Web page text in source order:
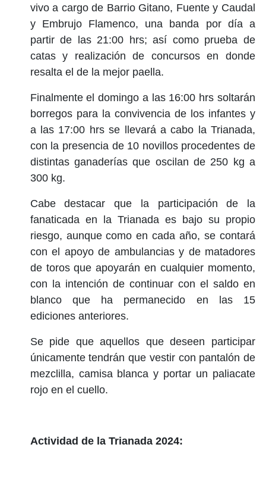
vivo a cargo de Barrio Gitano, Fuente y Caudal
y Embrujo Flamenco, una banda por día a
partir de las 21:00 hrs; así como prueba de
catas y realización de concursos en donde
resalta el de la mejor paella.
Finalmente el domingo a las 16:00 hrs soltarán
borregos para la convivencia de los infantes y
a las 17:00 hrs se llevará a cabo la Trianada,
con la presencia de 10 novillos procedentes de
distintas ganaderías que oscilan de 250 kg a
300 kg.
Cabe destacar que la participación de la
fanaticada en la Trianada es bajo su propio
riesgo, aunque como en cada año, se contará
con el apoyo de ambulancias y de matadores
de toros que apoyarán en cualquier momento,
con la intención de continuar con el saldo en
blanco que ha permanecido en las 15
ediciones anteriores.
Se pide que aquellos que deseen participar
únicamente tendrán que vestir con pantalón de
mezclilla, camisa blanca y portar un paliacate
rojo en el cuello.
Actividad de la Trianada 2024: